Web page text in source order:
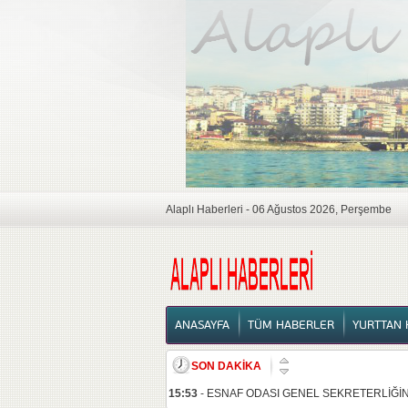
Alaplı Haberleri - 06 Ağustos 2026, Perşembe
ANASAYFA
ANASAYFA TÜM HABERLER YURTTAN
SON DAKİKA
15:53 - ESNAF ODASI GENEL